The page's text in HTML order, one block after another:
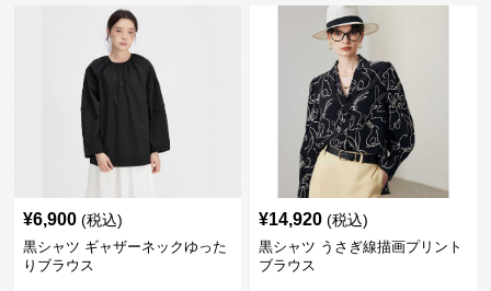
¥6,900 (税込)
黒シャツ ギャザーネックゆった
りブラウス
¥14,920 (税込)
黒シャツ うさぎ線描画プリント
ブラウス